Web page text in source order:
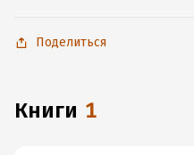
подключения к интернету.
Поделиться
книги 1